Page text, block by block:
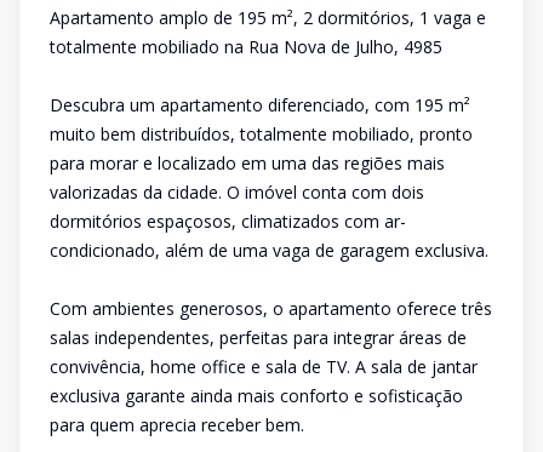
Apartamento amplo de 195 m², 2 dormitórios, 1 vaga e
totalmente mobiliado na Rua Nova de Julho, 4985
Descubra um apartamento diferenciado, com 195 m²
muito bem distribuídos, totalmente mobiliado, pronto
para morar e localizado em uma das regiões mais
valorizadas da cidade. O imóvel conta com dois
dormitórios espaçosos, climatizados com ar-
condicionado, além de uma vaga de garagem exclusiva.
Com ambientes generosos, o apartamento oferece três
salas independentes, perfeitas para integrar áreas de
convivência, home office e sala de TV. A sala de jantar
exclusiva garante ainda mais conforto e sofisticação
para quem aprecia receber bem.